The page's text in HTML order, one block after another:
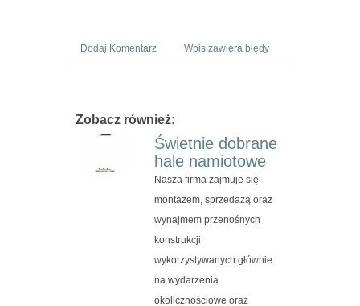
Dodaj Komentarz Wpis zawiera błędy
Zobacz również:
Świetnie dobrane
hale namiotowe
Nasza firma zajmuje się
montażem, sprzedażą oraz
wynajmem przenośnych
konstrukcji
wykorzystywanych głównie
na wydarzenia
okolicznościowe oraz